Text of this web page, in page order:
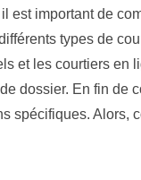
est important de
types de
et les courtiers en
dossier. En fin de
spécifiques. Alors,